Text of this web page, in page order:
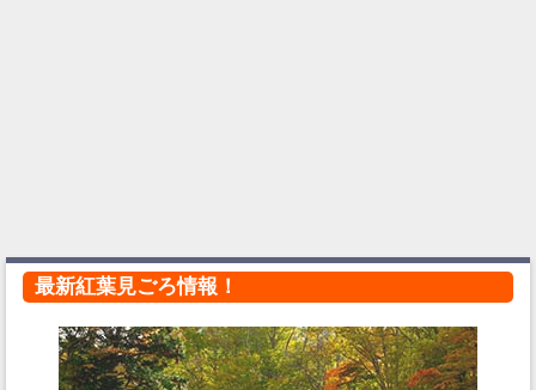
最新紅葉見ごろ情報！